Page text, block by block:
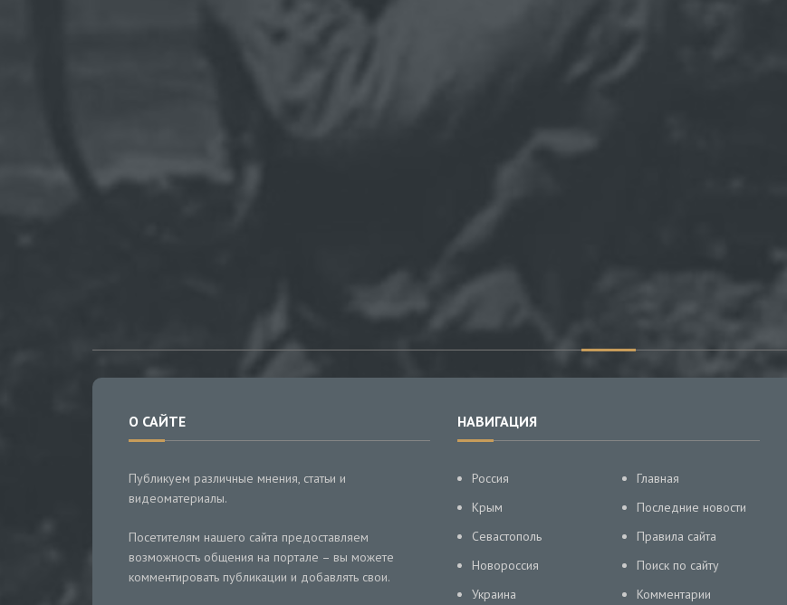
О САЙТЕ
Публикуем различные мнения, статьи и
видеоматериалы.
Посетителям нашего сайта предоставляем
возможность общения на портале – вы можете
комментировать публикации и добавлять свои.
НАВИГАЦИЯ
Россия
Крым
Севастополь
Новороссия
Украина
Главная
Последние новости
Правила сайта
Поиск по сайту
Комментарии